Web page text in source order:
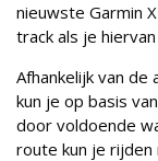
nieuwste Garmin
track als je
Afhankelijk van
kun je op basis
door voldoende
route kun je rijden